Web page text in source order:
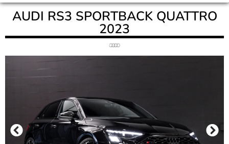
AUDI RS3 SPORTBACK QUATTRO
2023